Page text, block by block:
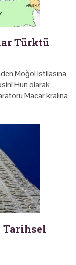
Türktü
Moğol istilasına
Hun olarak
Macar kralına
Tarihsel